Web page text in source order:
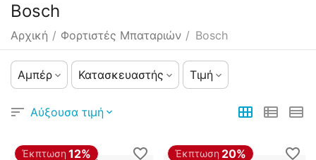
Bosch
Αρχική / Φορτιστές Μπαταριών / Bosch
Αμπέρ Κατασκευαστής Τιμή
Αύξουσα τιμή
Έκπτωση 12% Έκπτωση 20%